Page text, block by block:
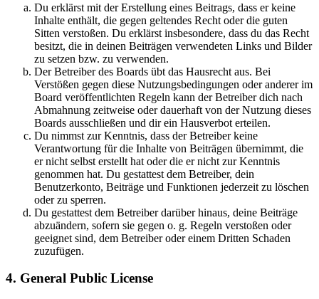
Du erklärst mit der Erstellung eines Beitrags, dass er keine
Inhalte enthält, die gegen geltendes Recht oder die guten
Sitten verstoßen. Du erklärst insbesondere, dass du das Recht
besitzt, die in deinen Beiträgen verwendeten Links und Bilder
zu setzen bzw. zu verwenden.
Der Betreiber des Boards übt das Hausrecht aus. Bei
Verstößen gegen diese Nutzungsbedingungen oder anderer im
Board veröffentlichten Regeln kann der Betreiber dich nach
Abmahnung zeitweise oder dauerhaft von der Nutzung dieses
Boards ausschließen und dir ein Hausverbot erteilen.
Du nimmst zur Kenntnis, dass der Betreiber keine
Verantwortung für die Inhalte von Beiträgen übernimmt, die
er nicht selbst erstellt hat oder die er nicht zur Kenntnis
genommen hat. Du gestattest dem Betreiber, dein
Benutzerkonto, Beiträge und Funktionen jederzeit zu löschen
oder zu sperren.
Du gestattest dem Betreiber darüber hinaus, deine Beiträge
abzuändern, sofern sie gegen o. g. Regeln verstoßen oder
geeignet sind, dem Betreiber oder einem Dritten Schaden
zuzufügen.
4. General Public License